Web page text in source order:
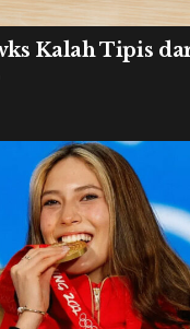
Kalah Tipis